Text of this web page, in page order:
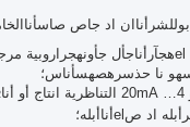
بوللشر أناان اد جاص صاسأنا
elهجآر أناجأل جأونهجر اروبية
هو نا حذ سر هصهسأناس؛
4… 20mA التناظرية انتاج أو أنا
ر أبله اد صelأنا أبله؛